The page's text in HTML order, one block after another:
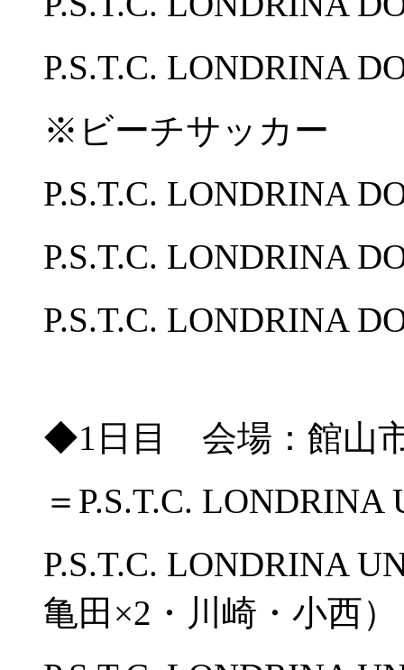
P.S.T.C. LONDRINA
※ビーチサッカー
P.S.T.C. LONDRINA
P.S.T.C. LONDRINA
P.S.T.C. LONDRINA
◆1日目 会場：館山
＝P.S.T.C. LONDRINA
P.S.T.C. LONDRINA
亀田×2・川崎・小西）